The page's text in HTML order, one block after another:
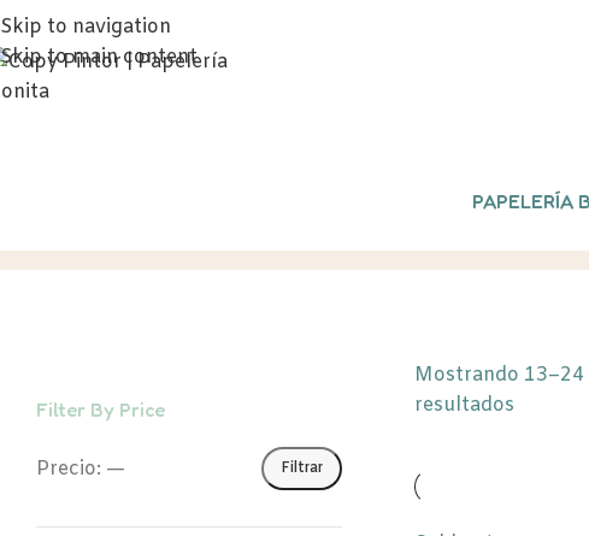
Skip to navigation
Skip to main content
PAPELERÍA
Filter By Price
Filtrar
Precio: —
Mostrando 13–24
resultados